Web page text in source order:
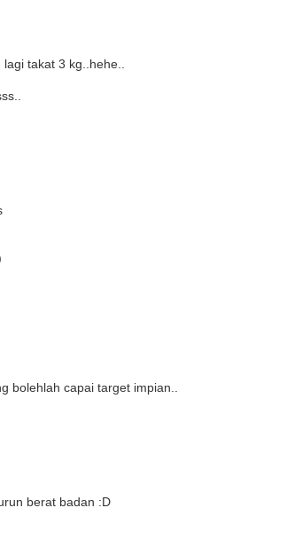
takat 3 kg..hehe..
bolehlah capai target impian..
berat badan :D